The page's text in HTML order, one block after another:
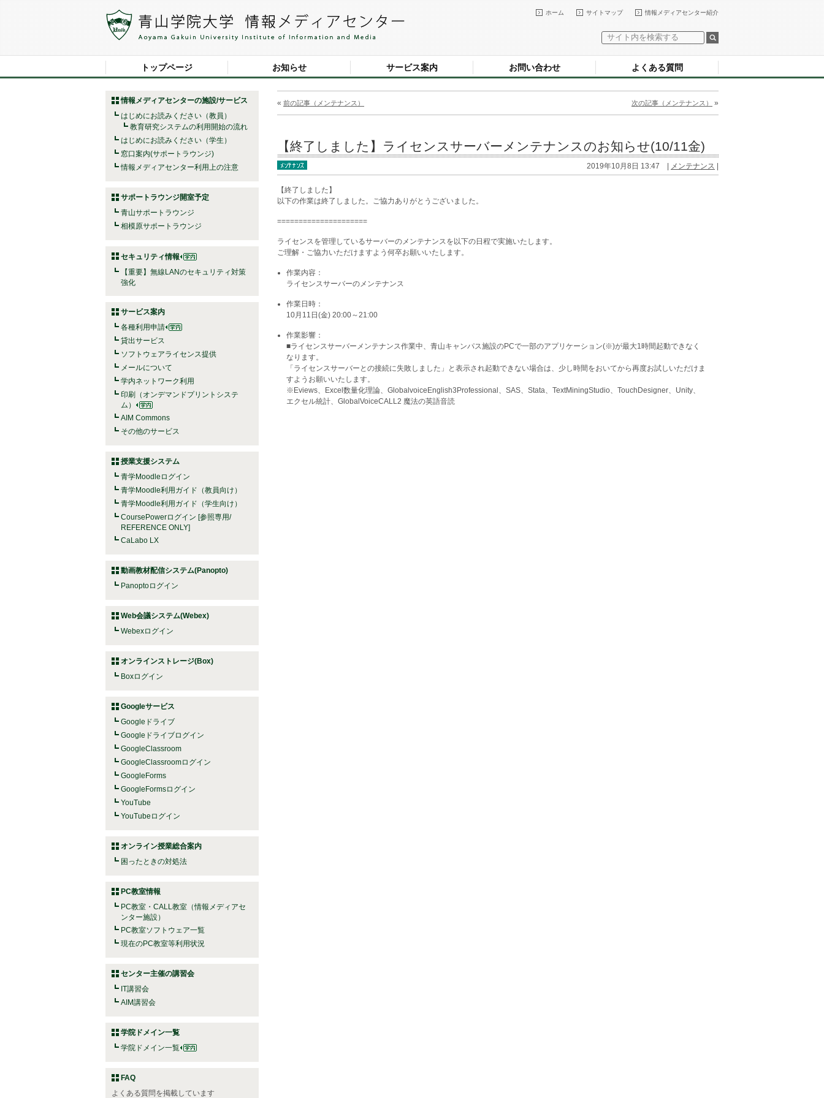
情報メディアセンター紹介
サイトマップ
ホーム
トップページ お知らせ サービス案内 お問い合わせ よくある質問
情報メディアセンターの施設/サービス
はじめにお読みください（教員）
教育研究システムの利用開始の流れ
はじめにお読みください（学生）
窓口案内(サポートラウンジ)
情報メディアセンター利用上の注意
サポートラウンジ開室予定
青山サポートラウンジ
相模原サポートラウンジ
セキュリティ情報
【重要】無線LANのセキュリティ対策
強化
サービス案内
各種利用申請
貸出サービス
ソフトウェアライセンス提供
メールについて
学内ネットワーク利用
印刷（オンデマンドプリントシステ
ム）
AIM Commons
その他のサービス
授業支援システム
青学Moodleログイン
青学Moodle利用ガイド（教員向け）
青学Moodle利用ガイド（学生向け）
CoursePowerログイン [参照専用/
REFERENCE ONLY]
CaLabo LX
動画教材配信システム(Panopto)
Panoptoログイン
Web会議システム(Webex)
Webexログイン
オンラインストレージ(Box)
Boxログイン
Googleサービス
Googleドライブ
Googleドライブログイン
GoogleClassroom
GoogleClassroomログイン
GoogleForms
GoogleFormsログイン
YouTube
YouTubeログイン
オンライン授業総合案内
困ったときの対処法
PC教室情報
PC教室・CALL教室（情報メディアセ
ンター施設）
PC教室ソフトウェア一覧
現在のPC教室等利用状況
センター主催の講習会
IT講習会
AIM講習会
学院ドメイン一覧
学院ドメイン一覧
FAQ
よくある質問を掲載しています
« 前の記事（メンテナンス） 次の記事（メンテナンス） »
【終了しました】ライセンスサーバーメンテナンスのお知らせ(10/11金)
2019年10月8日 13:47 | メンテナンス
【終了しました】
以下の作業は終了しました。ご協力ありがとうございました。
=====================
ライセンスを管理しているサーバーのメンテナンスを以下の日程で実施いたします。
ご理解・ご協力いただけますよう何卒お願いいたします。
作業内容：
ライセンスサーバーのメンテナンス
作業日時：
10月11日(金) 20:00～21:00
作業影響：
■ライセンスサーバーメンテナンス作業中、青山キャンパス施設のPCで一部のアプリケーション(※)が最大1時間起動できなく
なります。
「ライセンスサーバーとの接続に失敗しました」と表示され起動できない場合は、少し時間をおいてから再度お試しいただけま
すようお願いいたします。
※Eviews、Excel数量化理論、GlobalvoiceEnglish3Professional、SAS、Stata、TextMiningStudio、TouchDesigner、Unity、
エクセル統計、GlobalVoiceCALL2 魔法の英語音読